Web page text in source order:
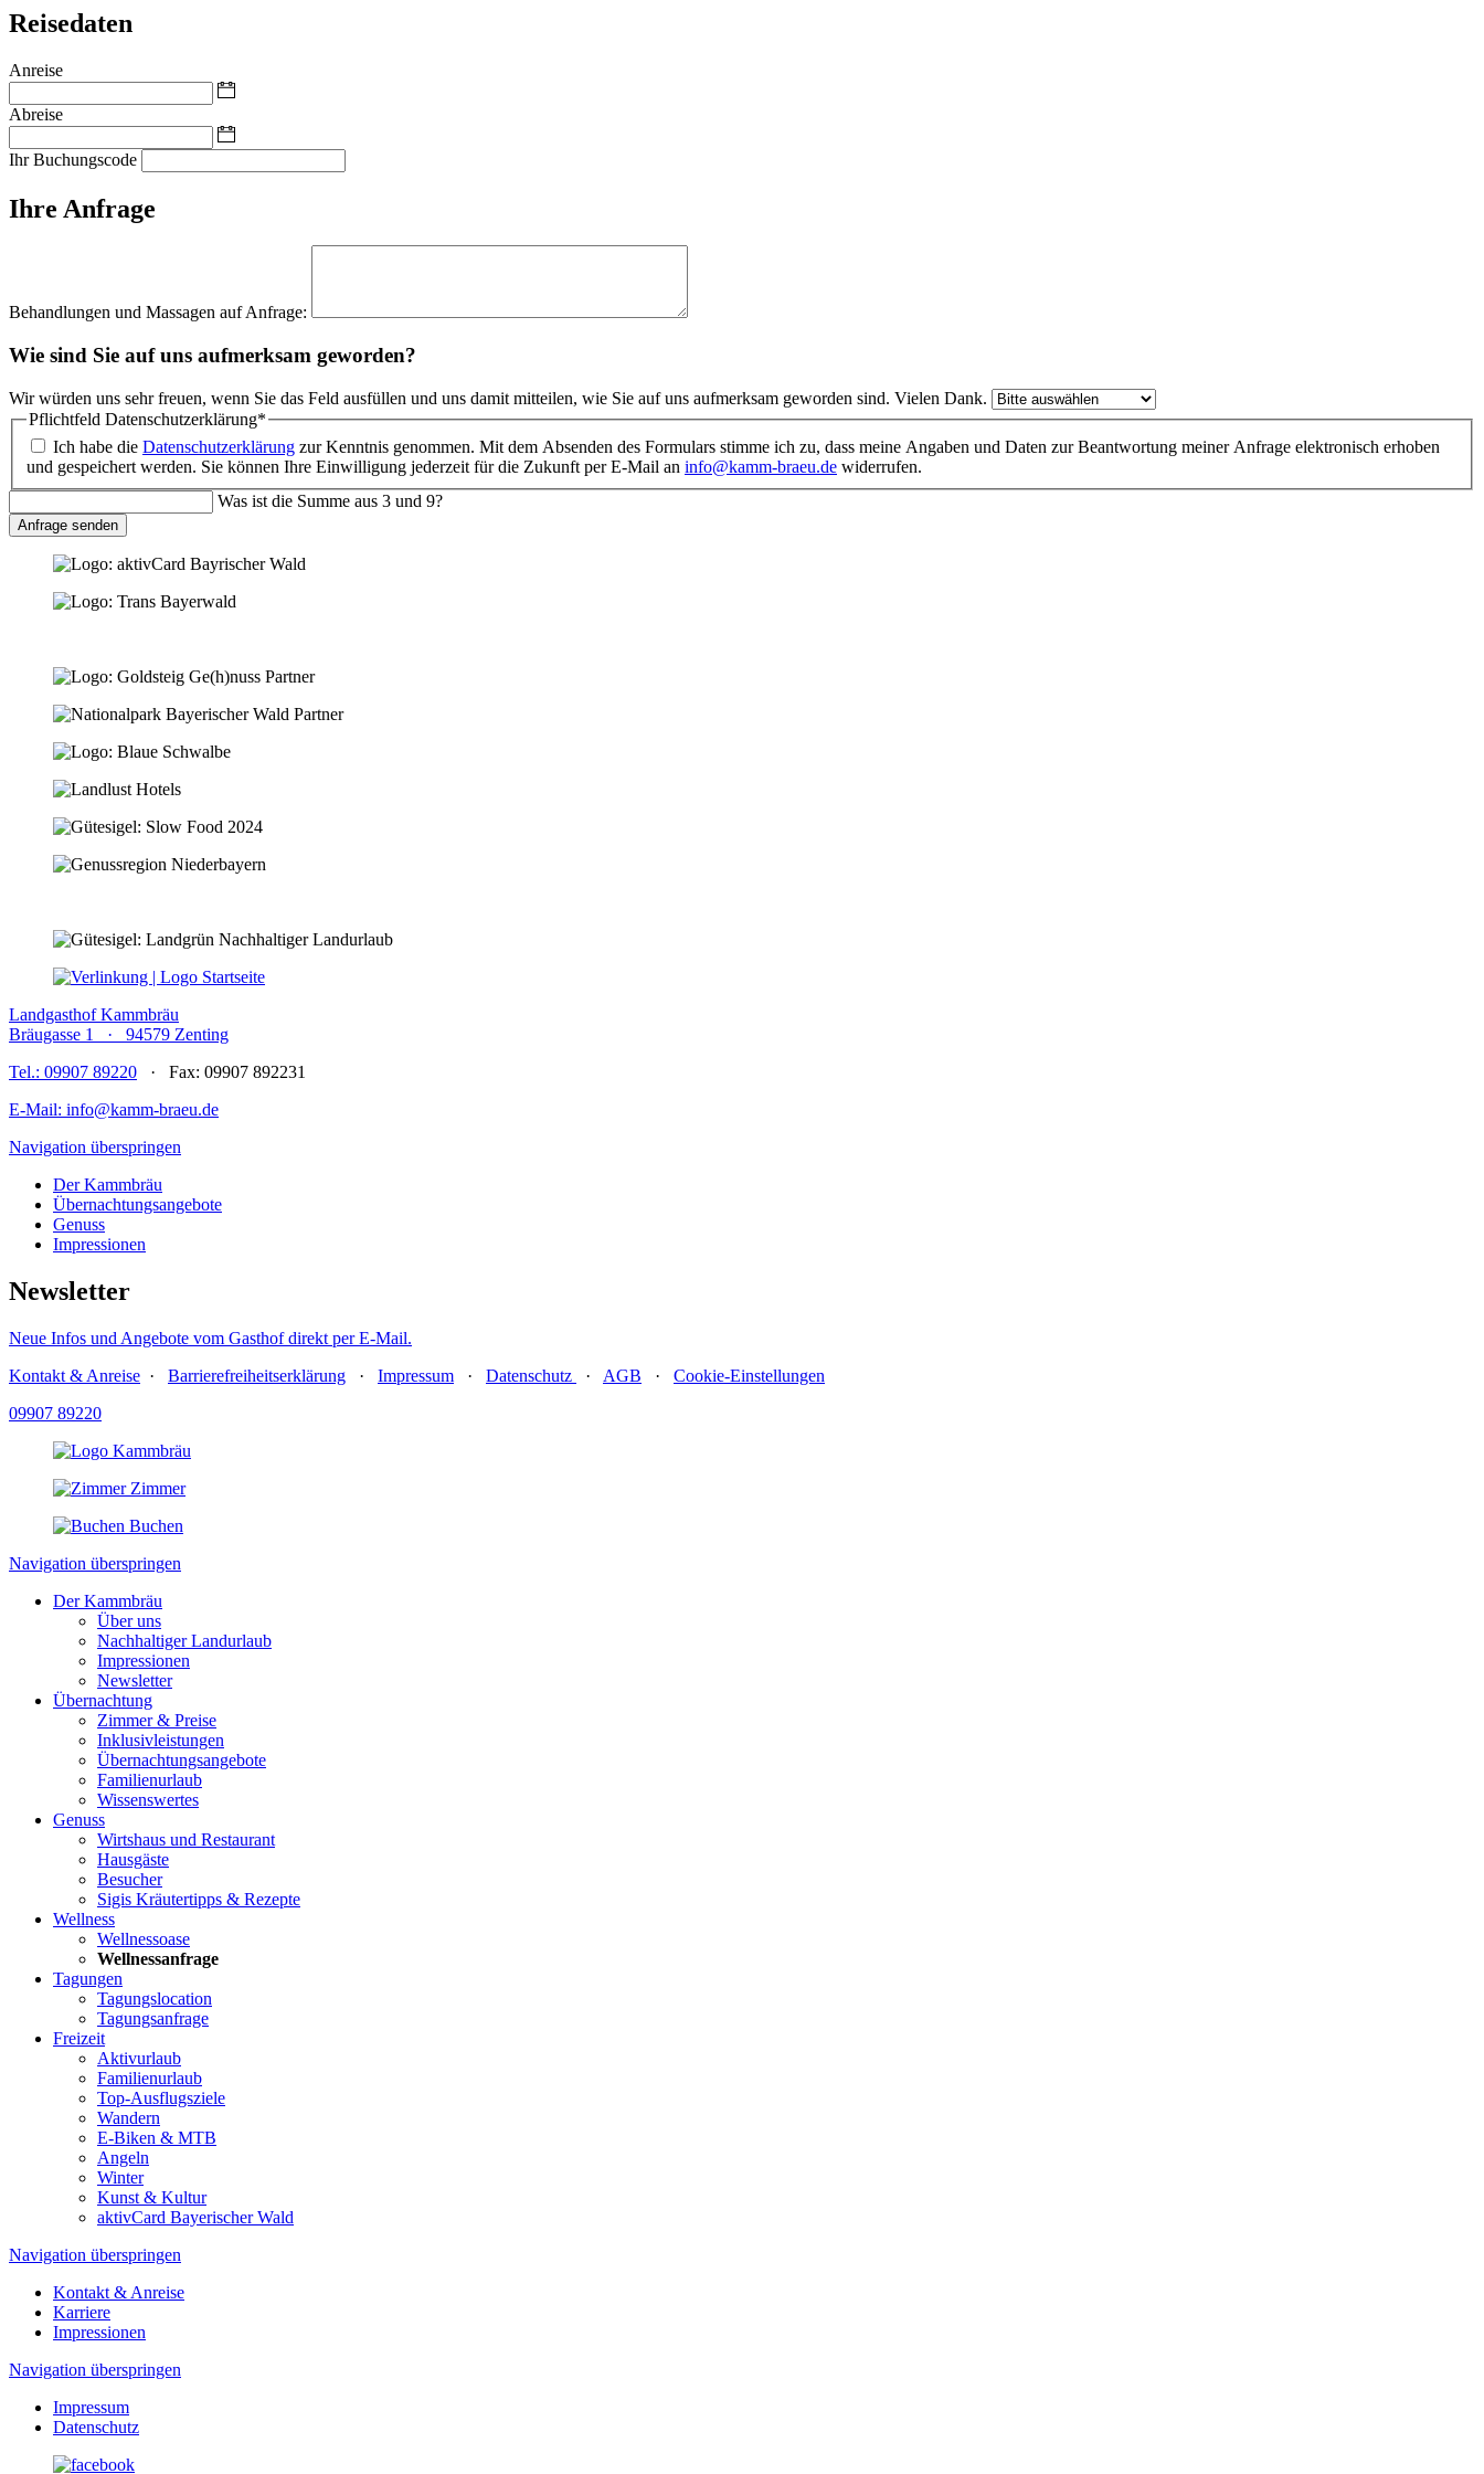
Reisedaten
Anreise
Abreise
Ihr Buchungscode
Ihre Anfrage
Behandlungen und Massagen auf Anfrage:
Wie sind Sie auf uns aufmerksam geworden?
Wir würden uns sehr freuen, wenn Sie das Feld ausfüllen und uns damit mitteilen, wie Sie auf uns aufmerksam geworden sind. Vielen Dank.
Pflichtfeld Datenschutzerklärung*
Ich habe die Datenschutzerklärung zur Kenntnis genommen. Mit dem Absenden des Formulars stimme ich zu, dass meine Angaben und Daten zur Beantwortung meiner Anfrage elektronisch erhoben
und gespeichert werden. Sie können Ihre Einwilligung jederzeit für die Zukunft per E-Mail an info@kamm-braeu.de widerrufen.
Was ist die Summe aus 3 und 9?
Anfrage senden
Landgasthof Kammbräu
Bräugasse 1 · 94579 Zenting
Tel.: 09907 89220 · Fax: 09907 892231
E-Mail: info@kamm-braeu.de
Navigation überspringen
Der Kammbräu
Übernachtungsangebote
Genuss
Impressionen
Newsletter
Neue Infos und Angebote vom Gasthof direkt per E-Mail.
Kontakt & Anreise · Barrierefreiheitserklärung · Impressum · Datenschutz · AGB · Cookie-Einstellungen
09907 89220
Zimmer
Buchen
Navigation überspringen
Der Kammbräu
Über uns
Nachhaltiger Landurlaub
Impressionen
Newsletter
Übernachtung
Zimmer & Preise
Inklusivleistungen
Übernachtungsangebote
Familienurlaub
Wissenswertes
Genuss
Wirtshaus und Restaurant
Hausgäste
Besucher
Sigis Kräutertipps & Rezepte
Wellness
Wellnessoase
Wellnessanfrage
Tagungen
Tagungslocation
Tagungsanfrage
Freizeit
Aktivurlaub
Familienurlaub
Top-Ausflugsziele
Wandern
E-Biken & MTB
Angeln
Winter
Kunst & Kultur
aktivCard Bayerischer Wald
Navigation überspringen
Kontakt & Anreise
Karriere
Impressionen
Navigation überspringen
Impressum
Datenschutz